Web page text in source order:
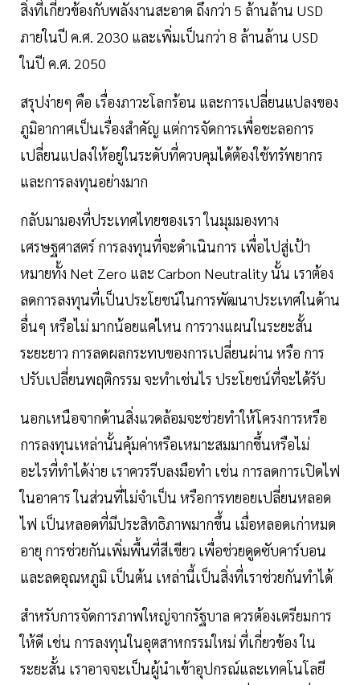
สิ่งที่เกี่ยวข้องกับพลังงานสะอาด ถึงกว่า 5 ล้านล้าน USD
ภายในปี ค.ศ. 2030 และเพิ่มเป็นกว่า 8 ล้านล้าน USD
ในปี ค.ศ. 2050
สรุปง่ายๆ คือ เรื่องภาวะโลกร้อน และการเปลี่ยนแปลงของ
ภูมิอากาศเป็นเรื่องสำคัญ แต่การจัดการเพื่อชะลอการ
เปลี่ยนแปลงให้อยู่ในระดับที่ควบคุมได้ต้องใช้ทรัพยากร
และการลงทุนอย่างมาก
กลับมามองที่ประเทศไทยของเรา ในมุมมองทาง
เศรษฐศาสตร์ การลงทุนที่จะดำเนินการ เพื่อไปสู่เป้า
หมายทั้ง Net Zero และ Carbon Neutrality นั้น เราต้อง
ลดการลงทุนที่เป็นประโยชน์ในการพัฒนาประเทศในด้าน
อื่นๆ หรือไม่ มากน้อยแค่ไหน การวางแผนในระยะสั้น
ระยะยาว การลดผลกระทบของการเปลี่ยนผ่าน หรือ การ
ปรับเปลี่ยนพฤติกรรม จะทำเช่นไร ประโยชน์ที่จะได้รับ
นอกเหนือจากด้านสิ่งแวดล้อมจะช่วยทำให้โครงการหรือ
การลงทุนเหล่านั้นคุ้มค่าหรือเหมาะสมมากขึ้นหรือไม่
อะไรที่ทำได้ง่าย เราควรรีบลงมือทำ เช่น การลดการเปิดไฟ
ในอาคาร ในส่วนที่ไม่จำเป็น หรือการทยอยเปลี่ยนหลอด
ไฟ เป็นหลอดที่มีประสิทธิภาพมากขึ้น เมื่อหลอดเก่าหมด
อายุ การช่วยกันเพิ่มพื้นที่สีเขียว เพื่อช่วยดูดซับคาร์บอน
และลดอุณหภูมิ เป็นต้น เหล่านี้เป็นสิ่งที่เราช่วยกันทำได้
สำหรับการจัดการภาพใหญ่จากรัฐบาล ควรต้องเตรียมการ
ให้ดี เช่น การลงทุนในอุตสาหกรรมใหม่ ที่เกี่ยวข้อง ใน
ระยะสั้น เราอาจจะเป็นผู้นำเข้าอุปกรณ์และเทคโนโลยี